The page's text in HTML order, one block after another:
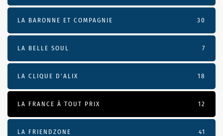
LA BARONNE ET COMPAGNIE 30
LA BELLE SOUL 7
LA CLIQUE D'ALIX 18
LA FRANCE À TOUT PRIX 12
LA FRIENDZONE 41